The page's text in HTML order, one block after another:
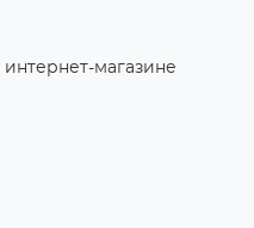
магазине